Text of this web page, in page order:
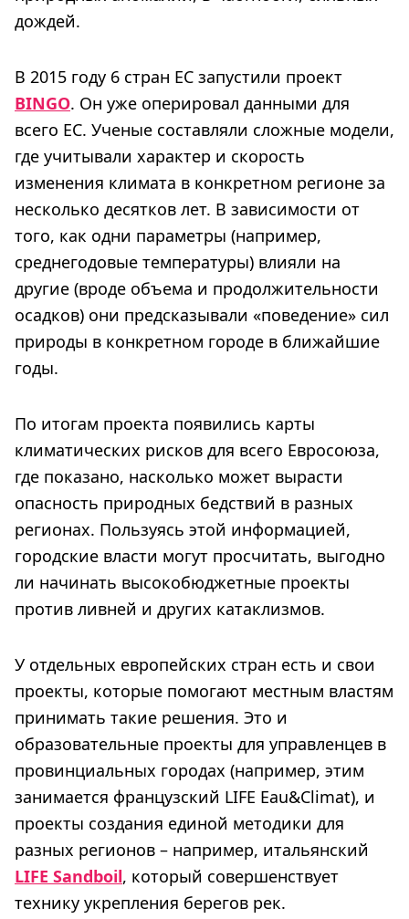
дождей.
В 2015 году 6 стран ЕС запустили проект
BINGO. Он уже оперировал данными для
всего ЕС. Ученые составляли сложные модели,
где учитывали характер и скорость
изменения климата в конкретном регионе за
несколько десятков лет. В зависимости от
того, как одни параметры (например,
среднегодовые температуры) влияли на
другие (вроде объема и продолжительности
осадков) они предсказывали «поведение» сил
природы в конкретном городе в ближайшие
годы.
По итогам проекта появились карты
климатических рисков для всего Евросоюза,
где показано, насколько может вырасти
опасность природных бедствий в разных
регионах. Пользуясь этой информацией,
городские власти могут просчитать, выгодно
ли начинать высокобюджетные проекты
против ливней и других катаклизмов.
У отдельных европейских стран есть и свои
проекты, которые помогают местным властям
принимать такие решения. Это и
образовательные проекты для управленцев в
провинциальных городах (например, этим
занимается французский LIFE Eau&Climat), и
проекты создания единой методики для
разных регионов – например, итальянский
LIFE Sandboil, который совершенствует
технику укрепления берегов рек.